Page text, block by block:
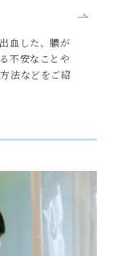
血した、膿が
不安なことや
法などをご紹